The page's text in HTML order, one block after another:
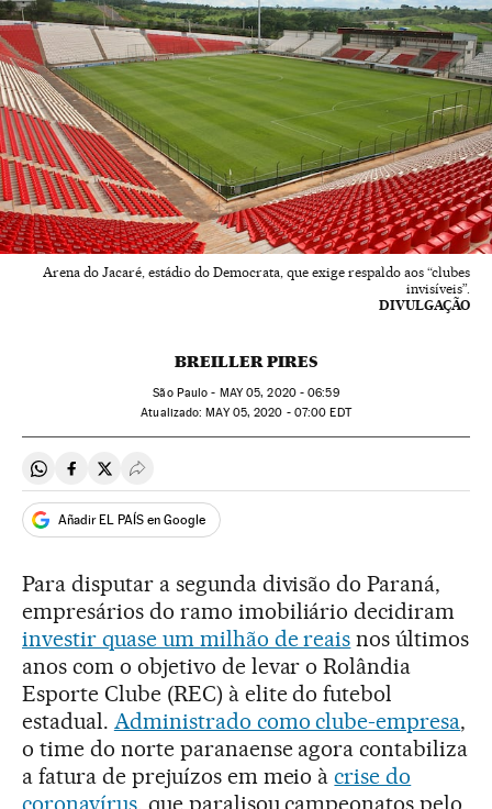
Arena do Jacaré, estádio do Democrata, que exige respaldo aos “clubes
invisíveis”.
DIVULGAÇÃO
BREILLER PIRES
São Paulo - MAY05, 2020 - 06:59
atualizado: MAY05, 2020 - 07:00 EDT
Compartir en Whatsapp
Compartir en Facebook
Compartir en Twitter
Desplegar Redes Sociales
Añadir EL PAÍS en Google
Para disputar a segunda divisão do Paraná,
empresários do ramo imobiliário decidiram
investir quase um milhão de reais nos últimos
anos com o objetivo de levar o Rolândia
Esporte Clube (REC) à elite do futebol
estadual. Administrado como clube-empresa,
o time do norte paranaense agora contabiliza
a fatura de prejuízos em meio àcrise do